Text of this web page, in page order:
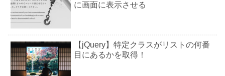
に画面に表示させる
【jQuery】特定クラスがリストの何番
目にあるかを取得！